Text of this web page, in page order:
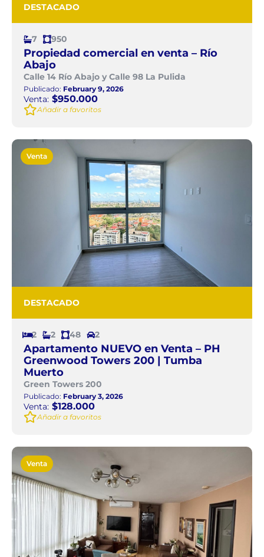
DESTACADO
7 950
Propiedad comercial en venta – Río
Abajo
Calle 14 Río Abajo y Calle 98 La Pulida
Publicado: February 9, 2026
Venta: $950.000
Añadir a favoritos
Venta
DESTACADO
2 2 48 2
Apartamento NUEVO en Venta – PH
Greenwood Towers 200 | Tumba
Muerto
Green Towers 200
Publicado: February 3, 2026
Venta: $128.000
Añadir a favoritos
Venta